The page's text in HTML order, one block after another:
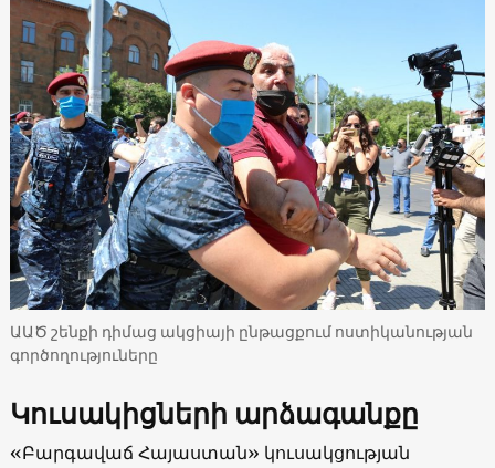
ԱԱԾ շենքի դիմաց ակցիայի ընթացքում ոստիկանության
գործողություները
Կուսակիցների արձագանքը
«Բարգավաճ Հայաստան» կուսակցության